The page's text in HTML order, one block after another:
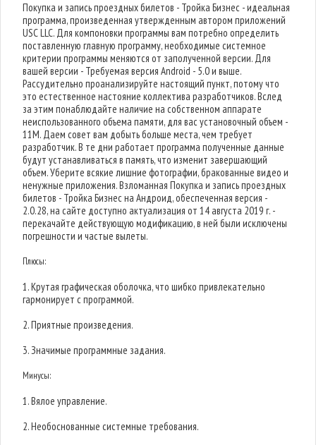
Покупка и запись проездных билетов - Тройка Бизнес - идеальная
программа, произведенная утвержденным автором приложений
USC LLC. Для компоновки программы вам потребно определить
поставленную главную программу, необходимые системное
критерии программы меняются от заполученной версии. Для
вашей версии - Требуемая версия Android - 5.0 и выше.
Рассудительно проанализируйте настоящий пункт, потому что
это естественное настояние коллектива разработчиков. Вслед
за этим понаблюдайте наличие на собственном аппарате
неиспользованного объема памяти, для вас установочный объем -
11M. Даем совет вам добыть больше места, чем требует
разработчик. В те дни работает программа полученные данные
будут устанавливаться в память, что изменит завершающий
объем. Уберите всякие лишние фотографии, бракованные видео и
ненужные приложения. Взломанная Покупка и запись проездных
билетов - Тройка Бизнес на Андроид, обеспеченная версия -
2.0.28, на сайте доступно актуализация от 14 августа 2019 г. -
перекачайте действующую модификацию, в ней были исключены
погрешности и частые вылеты.
Плюсы:
1. Крутая графическая оболочка, что шибко привлекательно
гармонирует с программой.
2. Приятные произведения.
3. Значимые программные задания.
Минусы:
1. Вялое управление.
2. Необоснованные системные требования.